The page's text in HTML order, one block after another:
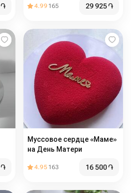
֏ 4.99 165 29 925֏
֏
Муссовое сердце «Маме»
на День Матери
4.95 163 16 500֏